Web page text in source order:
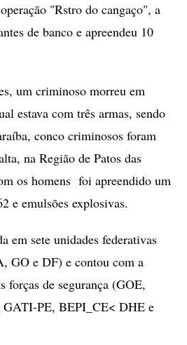
"Rstro do cangaço", a
de banco e apreendeu 10
um criminoso morreu em
estava com três armas, sendo
conco criminosos foram
na Região de Patos das
os homens foi apreendido um
e emulsões explosivas.
em sete unidades federativas
GO e DF) e contou com a
forças de segurança (GOE,
PE, BEPI_CE< DHE e